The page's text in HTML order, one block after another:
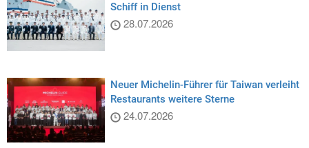
Schiff in Dienst
28.07.2026
Neuer Michelin-Führer für Taiwan verleiht
Restaurants weitere Sterne
24.07.2026